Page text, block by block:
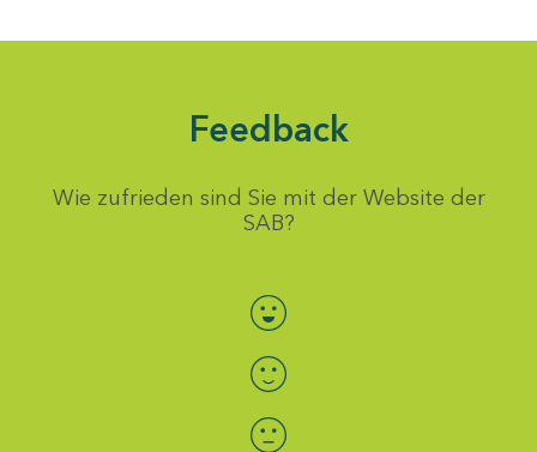
Feedback
Wie zufrieden sind Sie mit der Website der
SAB?
Bewertung auswählen